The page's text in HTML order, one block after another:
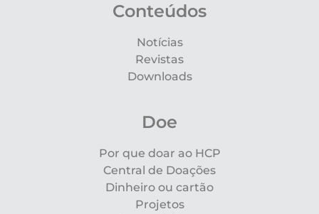
Conteúdos
Notícias
Revistas
Downloads
Doe
Por que doar ao HCP
Central de Doações
Dinheiro ou cartão
Projetos